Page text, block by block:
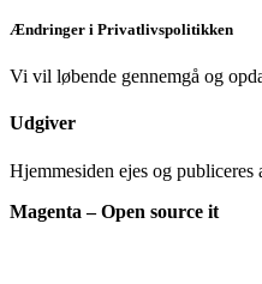
Ændringer i Privatlivspolitikken
Vi vil løbende gennemgå og
Udgiver
Hjemmesiden ejes og publiceres
Magenta – Open source it